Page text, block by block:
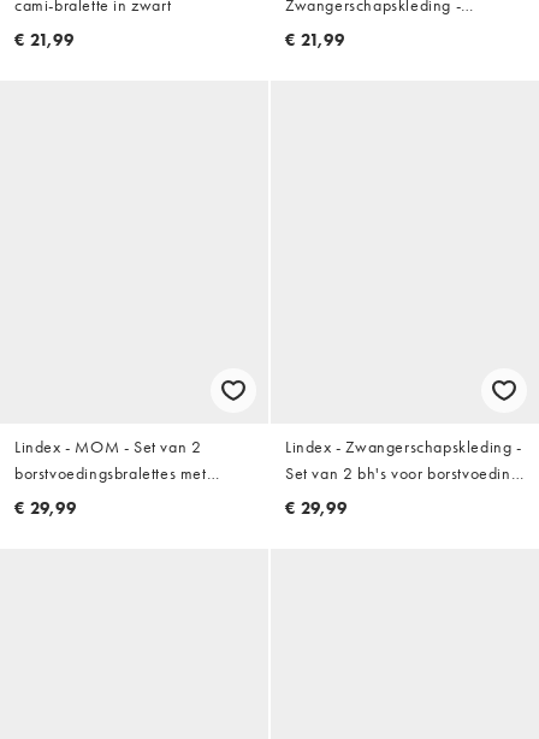
cami-bralette in zwart
€ 21,99
Zwangerschapskleding -
Elastische borstvoedingsbeha in
€ 21,99
Lindex - MOM - Set van 2
borstvoedingsbralettes met
overslag in grijs en wit
€ 29,99
Lindex - Zwangerschapskleding -
Set van 2 bh's voor borstvoeding
met overslag en ajourprint in wit
€ 29,99